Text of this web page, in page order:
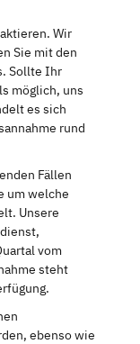
Wir
Sie mit den
Sollte Ihr
möglich, uns
es sich
rund
Fällen
um welche
Unsere
vom
steht
ebenso wie